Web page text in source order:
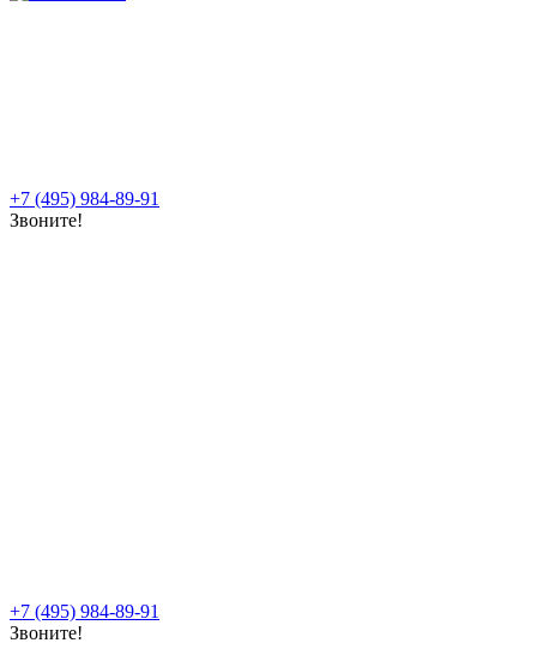
+7 (495) 984-89-91
Звоните!
+7 (495) 984-89-91
Звоните!